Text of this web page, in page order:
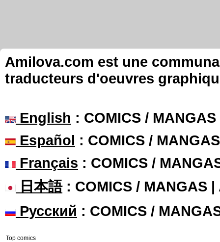
Amilova.com est une
traducteurs d'oeuvres
English : COMICS /
Español : COMICS /
Français : COMICS /
日本語: COMICS / MANGAS |
Русский : COMICS /
Top comics